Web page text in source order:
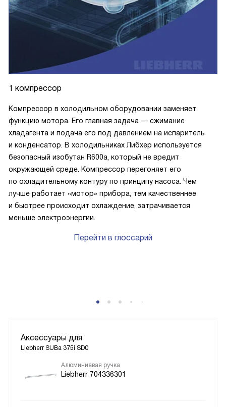
1 компрессор
Компрессор в холодильном оборудовании заменяет
функцию мотора. Его главная задача — сжимание
хладагента и подача его под давлением на испаритель
и конденсатор. В холодильниках Либхер используется
безопасный изобутан R600a, который не вредит
окружающей среде. Компрессор перегоняет его
по охладительному контуру по принципу насоса. Чем
лучше работает «мотор» прибора, тем качественнее
и быстрее происходит охлаждение, затрачивается
меньше электроэнергии.
Перейти в глоссарий
Аксессуары для
Liebherr SUBa 375i SD0
Алюминиевая ручка
Liebherr 704336301